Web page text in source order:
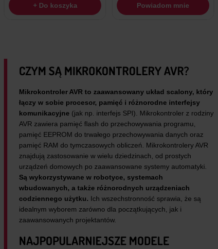
+ Do koszyka Powiadom mnie
CZYM SĄ MIKROKONTROLERY AVR?
Mikrokontroler AVR to zaawansowany układ scalony, który
łączy w sobie procesor, pamięć i różnorodne interfejsy
komunikacyjne (jak np. interfejs SPI). Mikrokontroler z rodziny
AVR zawiera pamięć flash do przechowywania programu,
pamięć EEPROM do trwałego przechowywania danych oraz
pamięć RAM do tymczasowych obliczeń. Mikrokontrolery AVR
znajdują zastosowanie w wielu dziedzinach, od prostych
urządzeń domowych po zaawansowane systemy automatyki.
Są wykorzystywane w robotyce, systemach
wbudowanych, a także różnorodnych urządzeniach
codziennego użytku. Ich wszechstronność sprawia, że są
idealnym wyborem zarówno dla początkujących, jak i
zaawansowanych projektantów.
NAJPOPULARNIEJSZE MODELE